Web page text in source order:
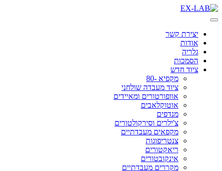
Skip
to
יצירת קשר
אודות
גלריה
הסמכות
ציוד חדש
מקפיא -80
ציוד מעבדה שולחני
אוופורטורים ומאיידים
אוטוקלאבים
מנדפים
צ'ילרים וסירקולטורים
מקפאים מעבדתיים
צנטריפוגות
ריאקטורים
אינקובטורים
מקררים מעבדתיים